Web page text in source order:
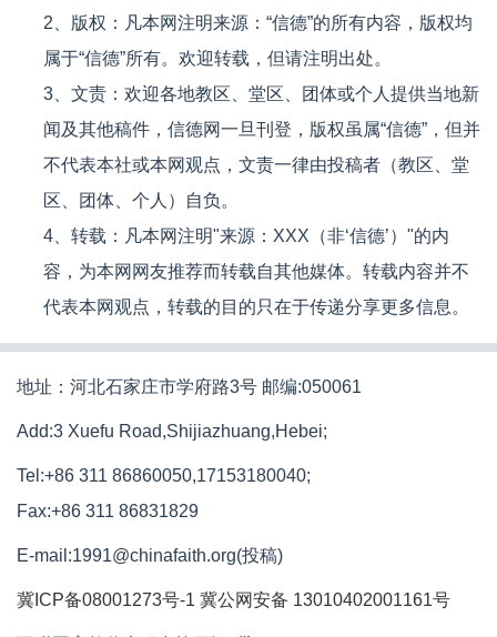
2、版权：凡本网注明来源：“信德”的所有内容，版权均
属于“信德”所有。欢迎转载，但请注明出处。
3、文责：欢迎各地教区、堂区、团体或个人提供当地新
闻及其他稿件，信德网一旦刊登，版权虽属“信德”，但并
不代表本社或本网观点，文责一律由投稿者（教区、堂
区、团体、个人）自负。
4、转载：凡本网注明"来源：XXX（非‘信德’）"的内
容，为本网网友推荐而转载自其他媒体。转载内容并不
代表本网观点，转载的目的只在于传递分享更多信息。
地址：河北石家庄市学府路3号 邮编:050061
Add:3 Xuefu Road,Shijiazhuang,Hebei;
Tel:+86 311 86860050,17153180040;
Fax:+86 311 86831829
E-mail:1991@chinafaith.org(投稿)
冀ICP备08001273号-1 冀公网安备 13010402001161号